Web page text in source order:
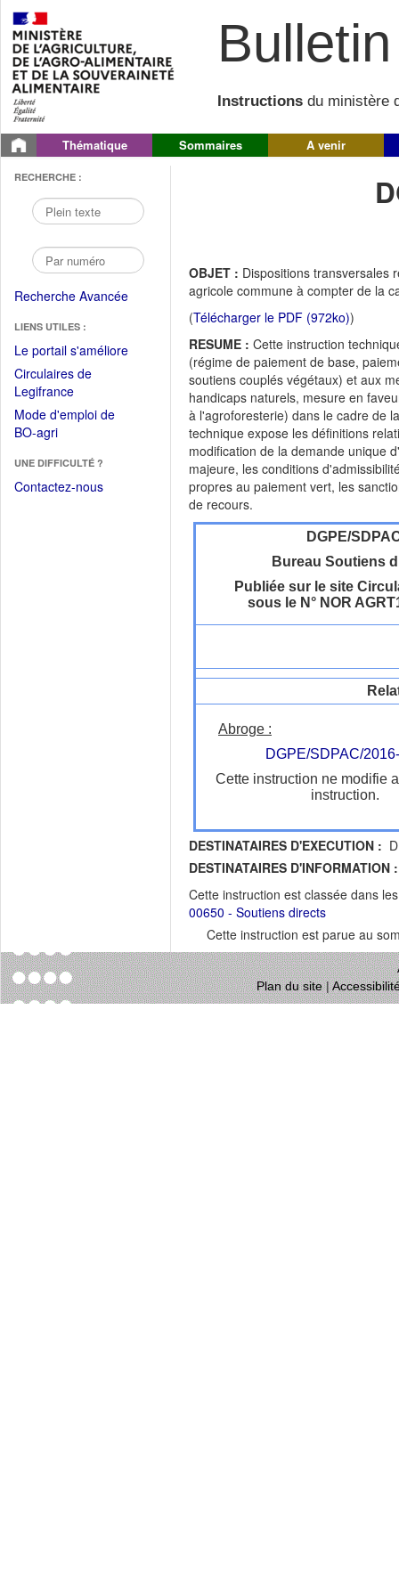
Instructions du ministère
Thématique Sommaires A venir
RECHERCHE :
Recherche Avancée
LIENS UTILES :
Le portail s'améliore(Fichier
Circulaires de
Legifrance(Ouvrir
dans
une
fenêtre)
Mode d'emploi de
BO-agri(Ouvrir
une
nouvelle
UNE DIFFICULTÉ ?
Contactez-nous
OBJET : Dispositions transversales
agricole commune à compter de la
(Télécharger le PDF (972ko))
RESUME : Cette instruction
(régime de paiement de base,
soutiens couplés végétaux) et aux
handicaps naturels, mesure en
à l'agroforesterie) dans le cadre de
technique expose les définitions
modification de la demande unique
majeure, les conditions
propres au paiement vert, les
de recours.
DGPE/
Bureau Soutiens
Publiée sur le site
sous le N° NOR
Abroge :
DGPE/SDPAC/
Cette instruction ne modifie
instruction.
DESTINATAIRES D'EXECUTION :
DESTINATAIRES D'INFORMATION :
Cette instruction est classée dans
00650 - Soutiens directs
Cette instruction est parue au
Plan du site|